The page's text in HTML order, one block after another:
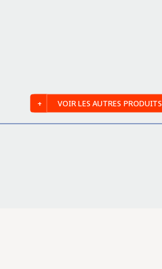
VOIR LES AUTRES PRODUITS